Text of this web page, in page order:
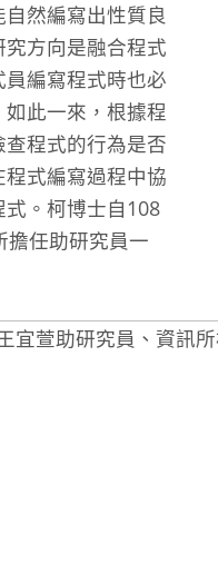
然編寫出性質良
方向是融合程式
編寫程式時也必
此一來，根據程
程式的行為是否
式編寫過程中協
。柯博士自108
擔任助研究員一